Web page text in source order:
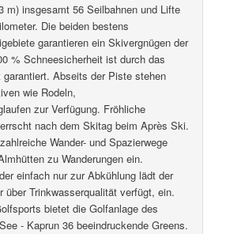
m) insgesamt 56 Seilbahnen und Lifte
Die beiden bestens
garantieren ein Skivergnügen der
% Schneesicherheit ist durch das
Abseits der Piste stehen
wie Rodeln,
zur Verfügung. Fröhliche
nach dem Skitag beim Après Ski.
Wander- und Spazierwege
zu Wanderungen ein.
einfach nur zur Abkühlung lädt der
über Trinkwasserqualität verfügt, ein.
bietet die Golfanlage des
- Kaprun 36 beeindruckende Greens.